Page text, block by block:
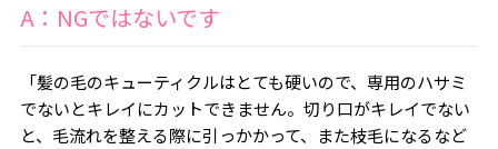
A：NGではないです
「髪の毛のキューティクルはとても硬いので、専用のハサミ
でないとキレイにカットできません。切り口がキレイでない
と、毛流れを整える際に引っかかって、また枝毛になるなど